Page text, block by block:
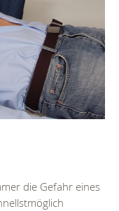
die Gefahr eines